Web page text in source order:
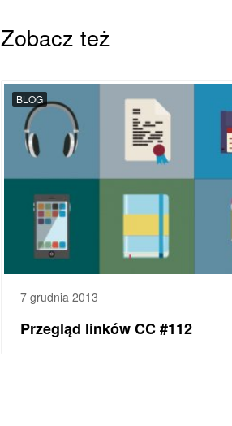
Zobacz też
BLOG
7 grudnia 2013
Przegląd linków CC #112